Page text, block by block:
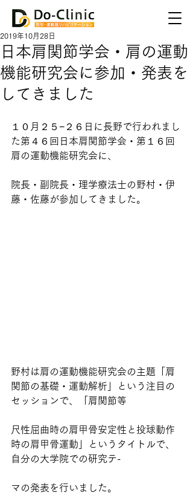
日本肩関節学会・肩の運動
機能研究会に参加・発表を
してきました
2019年10月28日
１０月２５−２６日に長野で行われまし
た第４６回日本肩関節学会・第１６回
肩の運動機能研究会に、
院長・副院長・理学療法士の野村・伊
藤・佐藤が参加してきました。
野村は肩の運動機能研究会の主題「肩
関節の基礎・運動解析」という注目の
セッションで、「肩関節等
尺性屈曲時の肩甲骨安定性と投球動作
時の肩甲骨運動」というタイトルで、
自分の大学院での研究テ-
マの発表を行いました。